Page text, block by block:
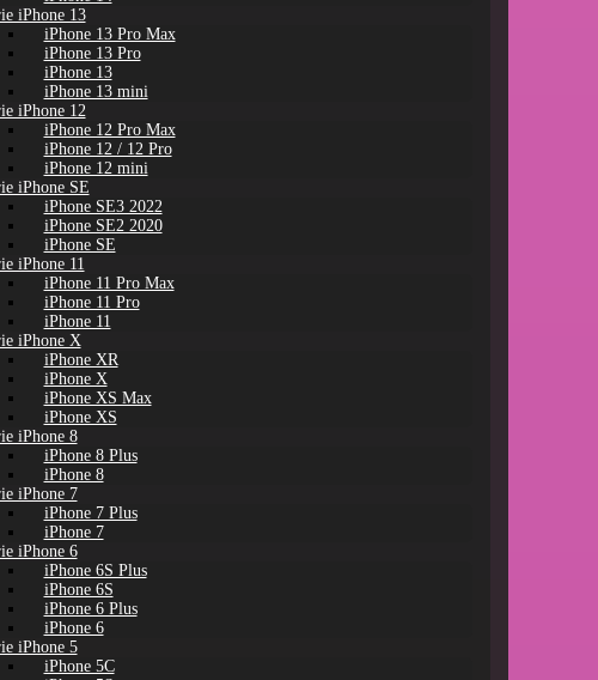
iPhone 13
iPhone 13 Pro Max
iPhone 13 Pro
iPhone 13
iPhone 13 mini
iPhone 12
iPhone 12 Pro Max
iPhone 12 / 12 Pro
iPhone 12 mini
iPhone SE
iPhone SE3 2022
iPhone SE2 2020
iPhone SE
iPhone 11
iPhone 11 Pro Max
iPhone 11 Pro
iPhone 11
iPhone X
iPhone XR
iPhone X
iPhone XS Max
iPhone XS
iPhone 8
iPhone 8 Plus
iPhone 8
iPhone 7
iPhone 7 Plus
iPhone 7
iPhone 6
iPhone 6S Plus
iPhone 6S
iPhone 6 Plus
iPhone 6
iPhone 5
iPhone 5C